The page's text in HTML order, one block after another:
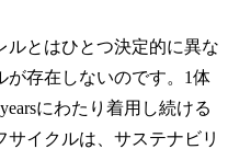
ルとはひとつ決定的に異な
が存在しないのです。1体
にわたり着用し続ける
イクルは、サステナビリ